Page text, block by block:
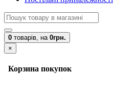
0 товарів, на 0грн.
×
Корзина покупок